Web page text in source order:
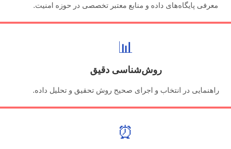
معرفی پایگاه‌های داده و منابع معتبر تخصصی در حوزه امنیت.
📊
روش‌شناسی دقیق
راهنمایی در انتخاب و اجرای صحیح روش تحقیق و تحلیل داده.
⏰